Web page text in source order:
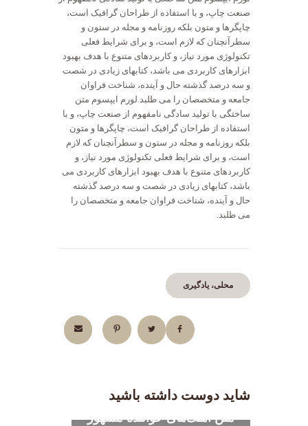
صنعت چاپ، و با استفاده از طراحان گرافیک است،
چاپگرها و متون بلکه روزنامه و مجله در ستون و
سطرآنچنان که لازم است، و برای شرایط فعلی
تکنولوژی مورد نیاز، و کاربردهای متنوع با هدف بهبود
ابزارهای کاربردی می باشد، کتابهای زیادی در شصت
و سه درصد گذشته حال و آینده، شناخت فراوان
جامعه و متخصصان را می طلبد.لورم ایپسوم متن
ساختگی با تولید سادگی نامفهوم از صنعت چاپ، و با
استفاده از طراحان گرافیک است، چاپگرها و متون
بلکه روزنامه و مجله در ستون و سطرآنچنان که لازم
است، و برای شرایط فعلی تکنولوژی مورد نیاز، و
کاربردهای متنوع با هدف بهبود ابزارهای کاربردی می
باشد، کتابهای زیادی در شصت و سه درصد گذشته
حال و آینده، شناخت فراوان جامعه و متخصصان را
می طلبد.
محلی، یادگیری
شاید دوست داشته باشید
1396-11-01
متن‌ آهنگ‌های خواننده مشهور